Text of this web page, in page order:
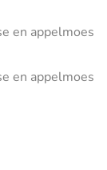
en appelmoes
en appelmoes